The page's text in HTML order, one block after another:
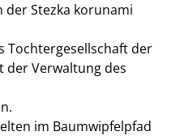
Stezka korunami
Tochtergesellschaft der
der Verwaltung des
im Baumwipfelpfad